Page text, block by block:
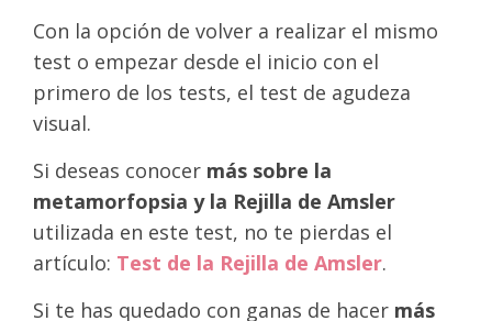
Con la opción de volver a realizar el mismo
test o empezar desde el inicio con el
primero de los tests, el test de agudeza
visual.
Si deseas conocer más sobre la
metamorfopsia y la Rejilla de Amsler
utilizada en este test, no te pierdas el
artículo: Test de la Rejilla de Amsler.
Si te has quedado con ganas de hacer más